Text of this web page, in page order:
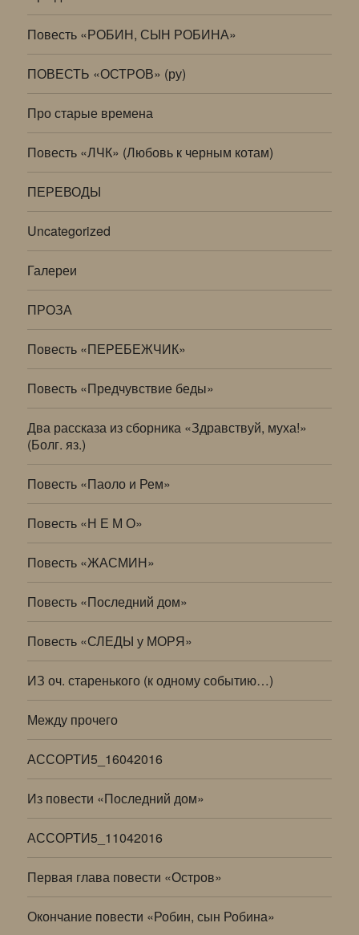
Повесть «РОБИН, СЫН РОБИНА»
ПОВЕСТЬ «ОСТРОВ» (ру)
Про старые времена
Повесть «ЛЧК» (Любовь к черным котам)
ПЕРЕВОДЫ
Uncategorized
Галереи
ПРОЗА
Повесть «ПЕРЕБЕЖЧИК»
Повесть «Предчувствие беды»
Два рассказа из сборника «Здравствуй, муха!»
(Болг. яз.)
Повесть «Паоло и Рем»
Повесть «Н Е М О»
Повесть «ЖАСМИН»
Повесть «Последний дом»
Повесть «СЛЕДЫ у МОРЯ»
ИЗ оч. старенького (к одному событию…)
Между прочего
АССОРТИ5_16042016
Из повести «Последний дом»
АССОРТИ5_11042016
Первая глава повести «Остров»
Окончание повести «Робин, сын Робина»